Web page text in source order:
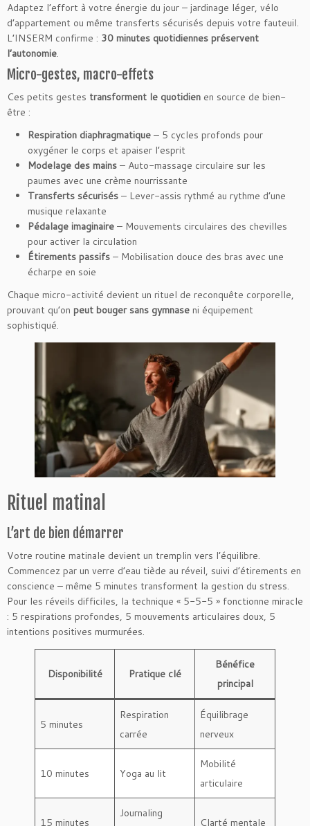
Adaptez l’effort à votre énergie du jour – jardinage léger, vélo
d’appartement ou même transferts sécurisés depuis votre fauteuil.
L’INSERM confirme : 30 minutes quotidiennes préservent
l’autonomie.
Micro-gestes, macro-effets
Ces petits gestes transforment le quotidien en source de bien-
être :
Respiration diaphragmatique – 5 cycles profonds pour
oxygéner le corps et apaiser l’esprit
Modelage des mains – Auto-massage circulaire sur les
paumes avec une crème nourrissante
Transferts sécurisés – Lever-assis rythmé au rythme d’une
musique relaxante
Pédalage imaginaire – Mouvements circulaires des chevilles
pour activer la circulation
Étirements passifs – Mobilisation douce des bras avec une
écharpe en soie
Chaque micro-activité devient un rituel de reconquête corporelle,
prouvant qu’on peut bouger sans gymnase ni équipement
sophistiqué.
Rituel matinal
L’art de bien démarrer
Votre routine matinale devient un tremplin vers l’équilibre.
Commencez par un verre d’eau tiède au réveil, suivi d’étirements en
conscience – même 5 minutes transforment la gestion du stress.
Pour les réveils difficiles, la technique « 5-5-5 » fonctionne miracle
: 5 respirations profondes, 5 mouvements articulaires doux, 5
intentions positives murmurées.
Disponibilité Pratique clé
Bénéfice
principal
5 minutes
Respiration
carrée
Équilibrage
nerveux
10 minutes Yoga au lit
Mobilité
articulaire
15 minutes
Journaling
Clarté mentale